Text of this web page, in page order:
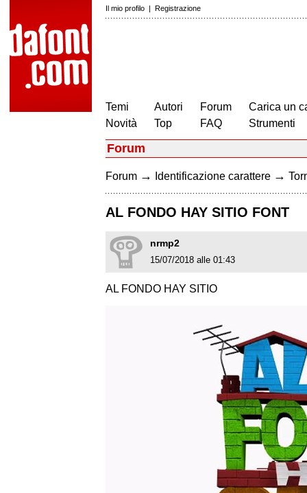
Il mio profilo | Registrazione
Temi
Novità
Autori
Top
Forum
FAQ
Carica un
Strumenti
Forum
Forum → Identificazione carattere →
AL FONDO HAY SITIO FONT
nrmp2
15/07/2018 alle 01:43
AL FONDO HAY SITIO